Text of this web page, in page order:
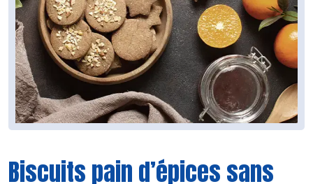
Biscuits pain d’épices sans